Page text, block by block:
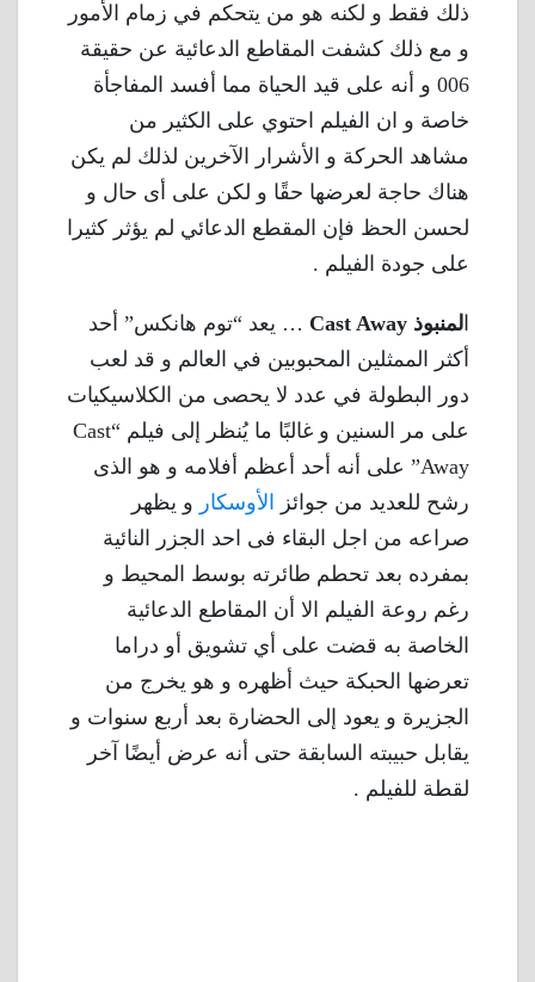
ذلك فقط و لكنه هو من يتحكم في زمام الأمور
و مع ذلك كشفت المقاطع الدعائية عن حقيقة
006 و أنه على قيد الحياة مما أفسد المفاجأة
خاصة و ان الفيلم احتوي على الكثير من
مشاهد الحركة و الأشرار الآخرين لذلك لم يكن
هناك حاجة لعرضها حقًا و لكن على أى حال و
لحسن الحظ فإن المقطع الدعائي لم يؤثر كثيرا
على جودة الفيلم .
لمنبوذ Cast Away
… يعد “توم هانكس” أحد
أكثر الممثلين المحبوبين في العالم و قد لعب
دور البطولة في عدد لا يحصى من الكلاسيكيات
على مر السنين و غالبًا ما يُنظر إلى فيلم “Cast
Away” على أنه أحد أعظم أفلامه و هو الذى
رشح للعديد من جوائز
الأوسكار و يظهر
صراعه من اجل البقاء فى احد الجزر النائية
بمفرده بعد تحطم طائرته بوسط المحيط و
رغم روعة الفيلم الا أن المقاطع الدعائية
الخاصة به قضت على أي تشويق أو دراما
تعرضها الحبكة حيث أظهره و هو يخرج من
الجزيرة و يعود إلى الحضارة بعد أربع سنوات و
يقابل حبيبته السابقة حتى أنه عرض أيضًا آخر
لقطة للفيلم .